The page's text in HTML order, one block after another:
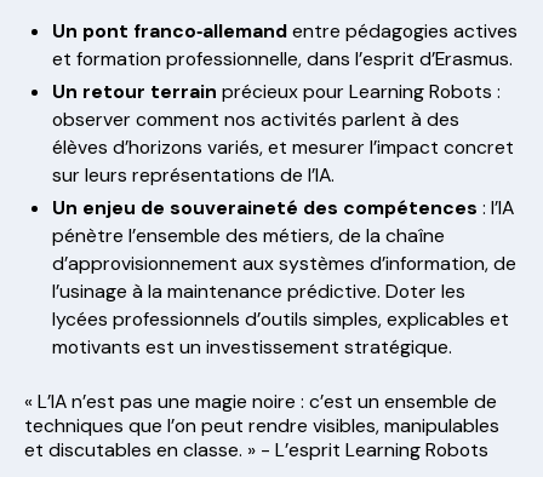
Un pont franco‑allemandentre pédagogies actives
et formation professionnelle, dans l’esprit d’Erasmus.
Un retour terrain précieux pour Learning Robots :
observer comment nos activités parlent à des
élèves d’horizons variés, et mesurer l’impact concret
sur leurs représentations de l’IA.
Un enjeu de souveraineté des compétences : l’IA
pénètre l’ensemble des métiers, de la chaîne
d’approvisionnement aux systèmes d’information, de
l’usinage à la maintenance prédictive. Doter les
lycées professionnels d’outils simples, explicables et
motivants est un investissement stratégique.
« L’IA n’est pas une magie noire : c’est un ensemble de
techniques que l’on peut rendre visibles, manipulables
et discutables en classe. » - L’esprit Learning Robots